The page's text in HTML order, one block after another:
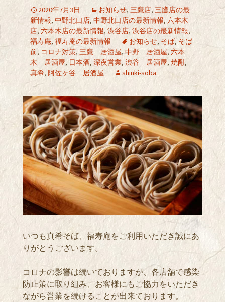
2020年7月3日 お知らせ, 三鷹店, 三鷹店の最
新情報, 中野北口店,中野北口店の最新情報, 六本木
店, 六本木店の最新情報, 渋谷店, 渋谷店の最新情報,
福寿庵, 福寿庵の最新情報 お知らせ, そば,そば
前, コロナ対策, 三鷹 居酒屋,中野 居酒屋, 六本
木 居酒屋, 日本酒, 深夜営業, 渋谷 居酒屋, 焼酎,
真希, 阿佐ヶ谷 居酒屋 shinki-soba
いつも真希そば、福寿庵をご利用いただき誠にあ
りがとうございます。
コロナの影響は続いておりますが、各店舗で感染
防止策に取り組み、お客様にもご協力をいただき
ながら営業を続けることが出来ております。